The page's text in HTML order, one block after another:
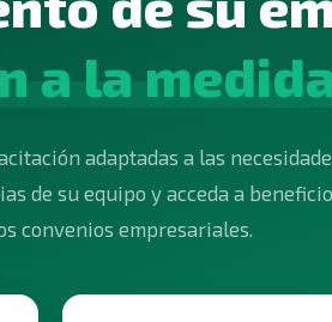
a la
adaptadas a las
de su equipo y acceda a
convenios empresariales.